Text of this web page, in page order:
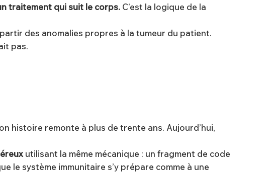
traitement qui suit le corps.C’est la logique de la
des anomalies propres à la tumeur du patient.
pas.
histoire remonte à plus de trente ans. Aujourd’hui,
utilisant la même mécanique : un fragment de code
le système immunitaire s’y prépare comme à une